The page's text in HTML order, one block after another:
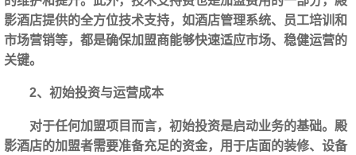
影酒店提供的全方位技术支持，如酒店管理系统、员工培训和
市场营销等，都是确保加盟商能够快速适应市场、稳健运营的
关键。
2、初始投资与运营成本
对于任何加盟项目而言，初始投资是启动业务的基础。殿
影酒店的加盟者需要准备充足的资金，用于店面的装修、设备